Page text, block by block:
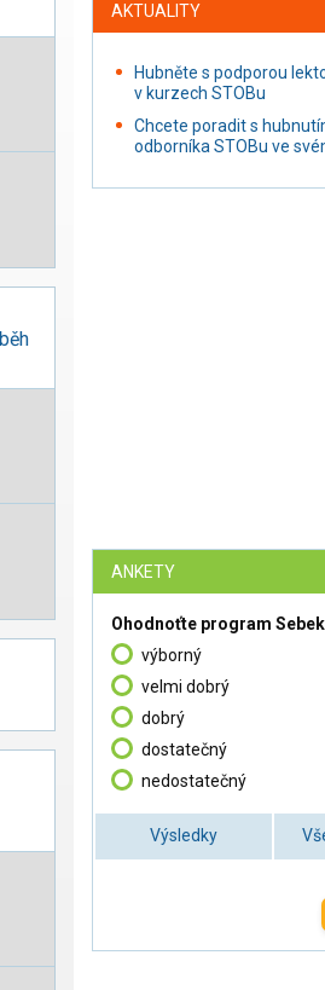
AKTUALITY
Hubněte s podporou
v kurzech STOBu
Chcete poradit s
odborníka STOBu ve
ANKETY
Ohodnoťte program
výborný
velmi dobrý
dobrý
dostatečný
nedostatečný
Výsledky